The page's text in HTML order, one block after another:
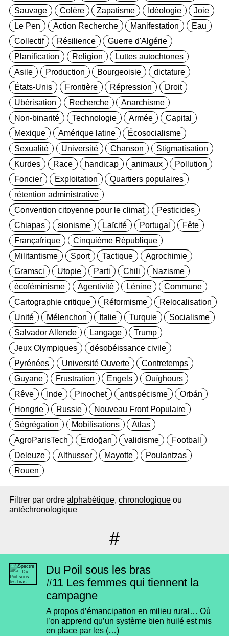
Sauvage
Colère Zapatisme Idéologie
Joie
Le Pen
Action Recherche Manifestation
Eau
Collectif
Résilience
Guerre d'Algérie
Planification
Religion
Luttes autochtones
Asile
Production Bourgeoisie
dictature
États-Unis
Frontière Répression
Droit
Ubérisation
Recherche
Anarchisme
Non-binarité
Technologie Armée
Capital
Mexique
Amérique latine
Écosocialisme
Sexualité
Université Chanson
Stigmatisation
Kurdes
Race handicap animaux
Pollution
Foncier
Exploitation
Quartiers populaires
rétention administrative
Convention citoyenne pour le climat
Pesticides
Chiapas
sionisme Laïcité Portugal
Fête
Françafrique
Cinquième République
Militantisme
Sport Tactique
Agrochimie
Gramsci
Utopie Parti Chili
Nazisme
écoféminisme
Agentivité Lénine
Commune
Cartographie critique
Réformisme
Relocalisation
Unité
Mélenchon Italie Turquie
Socialisme
Salvador Allende
Langage
Trump
Jeux Olympiques
désobéissance civile
Pyrénées
Université Ouverte
Contretemps
Guyane
Frustration Engels
Ouïghours
Rêve
Inde Pinochet antispécisme
Orbán
Hongrie
Russie
Nouveau Front Populaire
Ségrégation
Mobilisations
Atlas
AgroParisTech
Erdoğan validisme
Football
Deleuze
Althusser Mayotte
Poulantzas
Rouen
Filtrer par ordrealphabétique,chronologique ou
antéchronologique
#
Du Poil sous les bras
#11 Les femmes qui tiennent la
campagne
A propos d’émancipation en milieu rural… Où
l’on apprend qu’un système bien huilé est mis
en place par les (…)